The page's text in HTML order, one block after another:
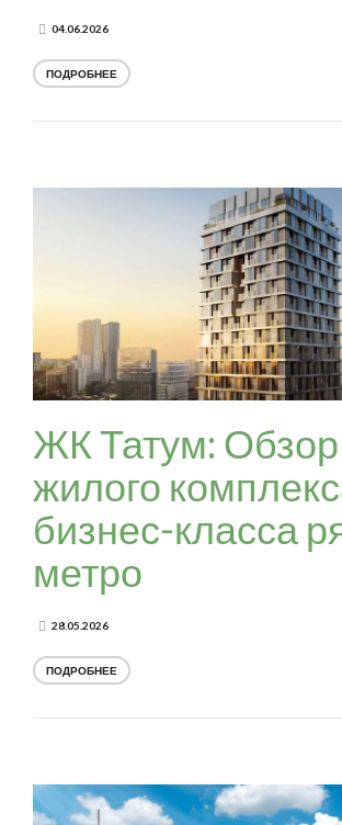
04.06.2026
ПОДРОБНЕЕ
ЖК Татум: Обзор
жилого
бизнес-класса
метро
28.05.2026
ПОДРОБНЕЕ